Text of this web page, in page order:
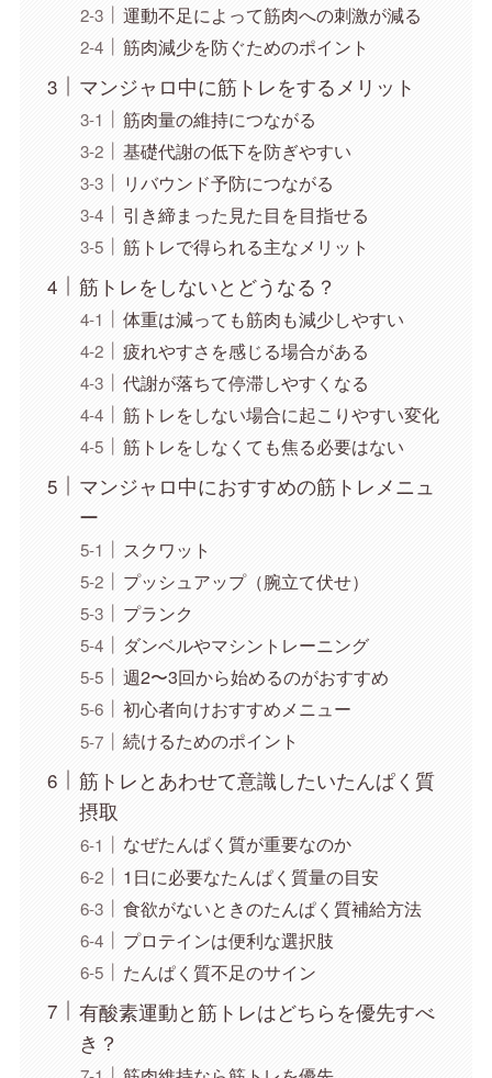
運動不足によって筋肉への刺激が減る
筋肉減少を防ぐためのポイント
マンジャロ中に筋トレをするメリット
筋肉量の維持につながる
基礎代謝の低下を防ぎやすい
リバウンド予防につながる
引き締まった見た目を目指せる
筋トレで得られる主なメリット
筋トレをしないとどうなる？
体重は減っても筋肉も減少しやすい
疲れやすさを感じる場合がある
代謝が落ちて停滞しやすくなる
筋トレをしない場合に起こりやすい変化
筋トレをしなくても焦る必要はない
マンジャロ中におすすめの筋トレメニュ
ー
スクワット
プッシュアップ（腕立て伏せ）
プランク
ダンベルやマシントレーニング
週2〜3回から始めるのがおすすめ
初心者向けおすすめメニュー
続けるためのポイント
筋トレとあわせて意識したいたんぱく質
摂取
なぜたんぱく質が重要なのか
1日に必要なたんぱく質量の目安
食欲がないときのたんぱく質補給方法
プロテインは便利な選択肢
たんぱく質不足のサイン
有酸素運動と筋トレはどちらを優先すべ
き？